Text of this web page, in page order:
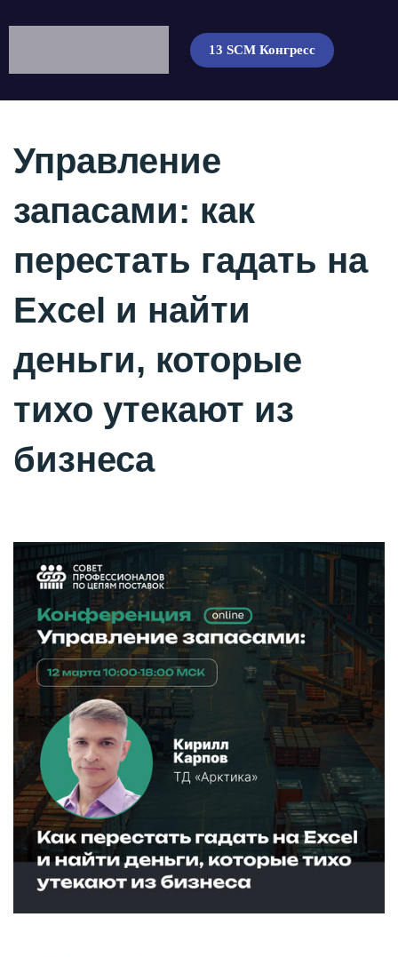
13 SCM Конгресс
Управление
запасами: как
перестать гадать на
Excel и найти
деньги, которые
тихо утекают из
бизнеса